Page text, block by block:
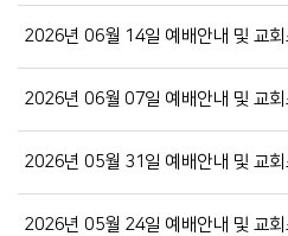
2026년 06월 14일 예배안내 및 교회
2026년 06월 07일 예배안내 및 교회
2026년 05월 31일 예배안내 및 교회
2026년 05월 24일 예배안내 및 교회